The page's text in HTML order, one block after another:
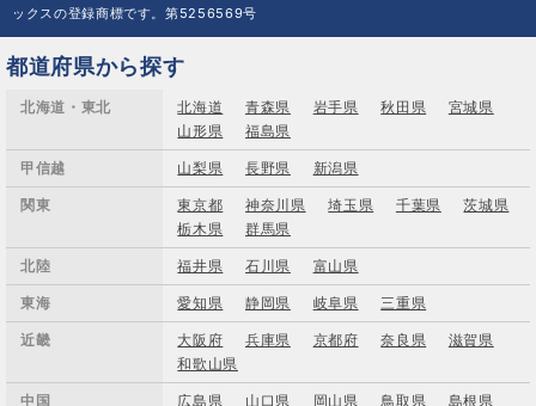
ックスの登録商標です。第5256569号
都道府県から探す
北海道・東北 北海道 青森県 岩手県 秋田県
宮城県
山形県
福島県
甲信越 山梨県 長野県 新潟県
関東 東京都 神奈川県 埼玉県 千葉県
茨城県
栃木県
群馬県
北陸 福井県 石川県 富山県
東海 愛知県 静岡県 岐阜県 三重県
近畿 大阪府 兵庫県 京都府 奈良県
滋賀県
和歌山県
中国 広島県 山口県 岡山県 鳥取県 島根県